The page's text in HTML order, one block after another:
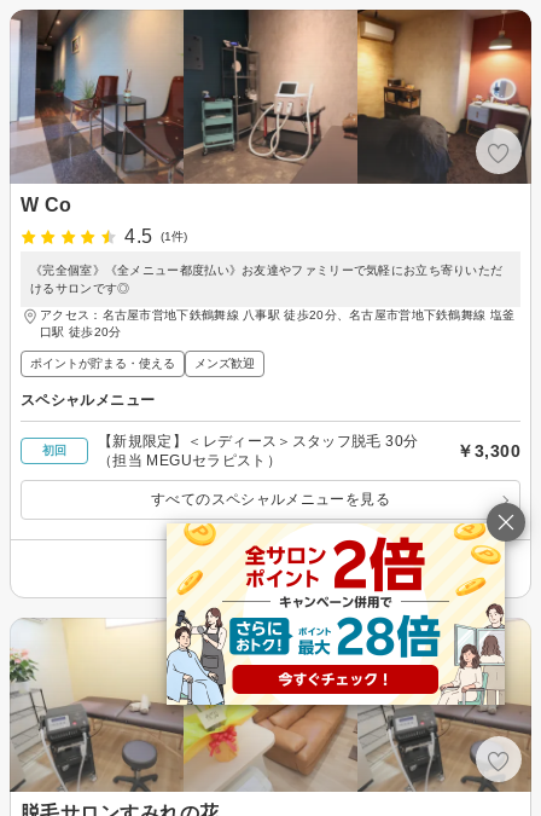
W Co
4.5
(1件)
《完全個室》《全メニュー都度払い》お友達やファミリーで気軽にお立ち寄りいただ
けるサロンです◎
アクセス：名古屋市営地下鉄鶴舞線 八事駅 徒歩20分、名古屋市営地下鉄鶴舞線 塩釜
口駅 徒歩20分
ポイントが貯まる・使える メンズ歓迎
スペシャルメニュー
初回
【新規限定】＜レディース＞スタッフ脱毛 30分
（担当 MEGUセラピスト）
￥3,300
すべてのスペシャルメニューを見る
その他の情報を表示